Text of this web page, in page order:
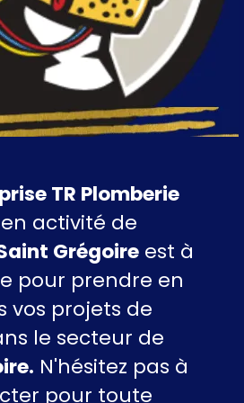
TR Plomberie
activité de
Grégoire est à
pour prendre en
vos projets de
le secteur de
N'hésitez pas à
pour toute